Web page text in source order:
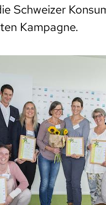
Schweizer
Kampagne.